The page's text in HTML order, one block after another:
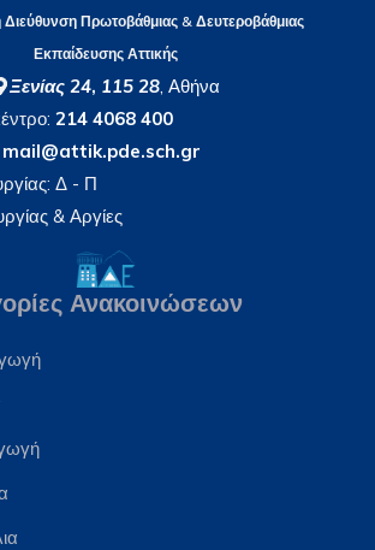
Διεύθυνση Πρωτοβάθμιας & Δευτεροβάθμιας
Εκπαίδευσης Αττικής
Ξενίας 24, 115 28, Αθήνα
214 4068 400
mail@attik.pde.sch.gr
Δ - Π
& Αργίες
Ανακοινώσεων